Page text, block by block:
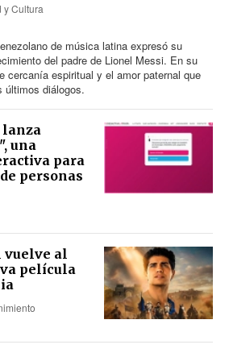
y Cultura
de música latina expresó su
del padre de Lionel Messi. En su
cercanía espiritual y el amor paternal que
últimos diálogos.
lanza
una
para
personas
vuelve al
película